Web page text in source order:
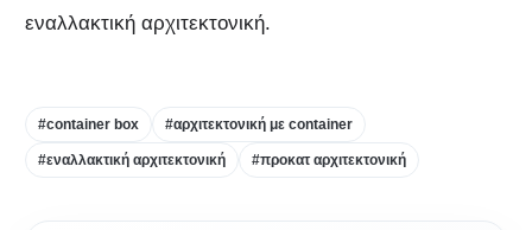
εναλλακτική αρχιτεκτονική.
#container box #αρχιτεκτονική με container
#εναλλακτική αρχιτεκτονική #προκατ αρχιτεκτονική